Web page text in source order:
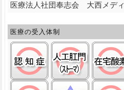
医療法人社団奉志会 大西メデ
医療の受入体制
認知症:○ ストーマ(
留置カテーテル(尿バ
経管栄養(